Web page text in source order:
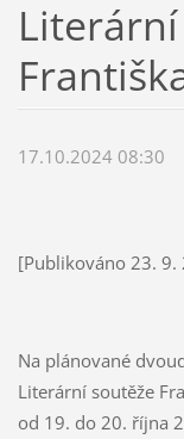
17.10.2024 08:30
[Publikováno 23.
Na plánované
Literární soutěže
od 19. do 20. října